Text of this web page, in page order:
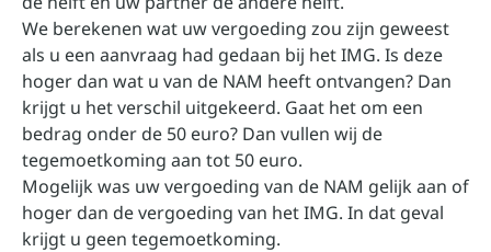
We berekenen wat uw vergoeding zou zijn geweest
als u een aanvraag had gedaan bij het IMG. Is deze
hoger dan wat u van de NAM heeft ontvangen? Dan
krijgt u het verschil uitgekeerd. Gaat het om een
bedrag onder de 50 euro? Dan vullen wij de
tegemoetkoming aan tot 50 euro.
Mogelijk was uw vergoeding van de NAM gelijk aan of
hoger dan de vergoeding van het IMG. In dat geval
krijgt u geen tegemoetkoming.